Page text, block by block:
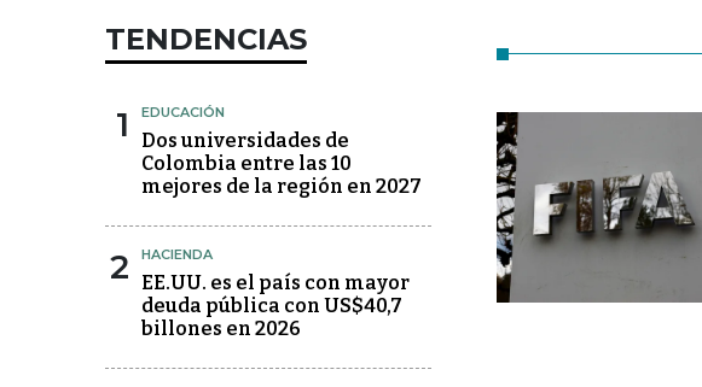
TENDENCIAS
1 EDUCACIÓN
Dos universidades de
Colombia entre las 10
mejores de la región en 2027
2 HACIENDA
EE.UU. es el país con mayor
deuda pública con US$40,7
billones en 2026